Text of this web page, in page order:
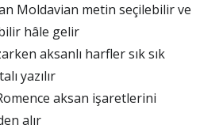
Moldavian metin seçilebilir ve
hâle gelir
aksanlı harfler sık sık
yazılır
aksan işaretlerini
alır